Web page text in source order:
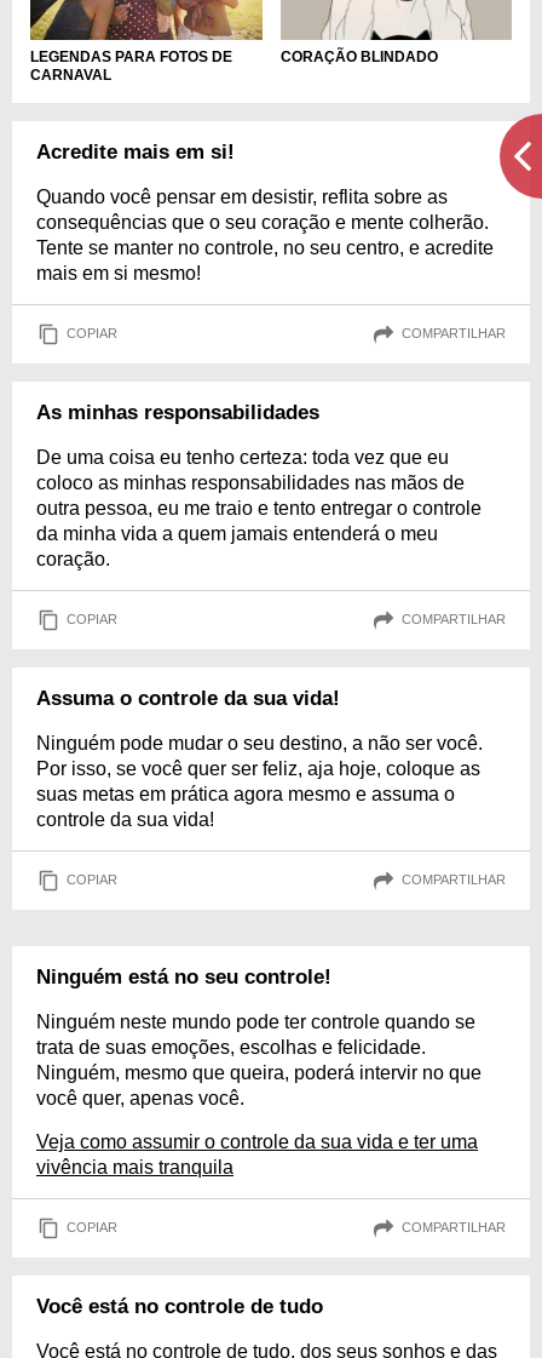
LEGENDAS PARA FOTOS DE
CARNAVAL
CORAÇÃO BLINDADO
Acredite mais em si!
Quando você pensar em desistir, reflita sobre as
consequências que o seu coração e mente colherão.
Tente se manter no controle, no seu centro, e acredite
mais em si mesmo!
COPIAR COMPARTILHAR
As minhas responsabilidades
De uma coisa eu tenho certeza: toda vez que eu
coloco as minhas responsabilidades nas mãos de
outra pessoa, eu me traio e tento entregar o controle
da minha vida a quem jamais entenderá o meu
coração.
COPIAR COMPARTILHAR
Assuma o controle da sua vida!
Ninguém pode mudar o seu destino, a não ser você.
Por isso, se você quer ser feliz, aja hoje, coloque as
suas metas em prática agora mesmo e assuma o
controle da sua vida!
COPIAR COMPARTILHAR
Ninguém está no seu controle!
Ninguém neste mundo pode ter controle quando se
trata de suas emoções, escolhas e felicidade.
Ninguém, mesmo que queira, poderá intervir no que
você quer, apenas você.
Veja como assumir o controle da sua vida e ter uma
vivência mais tranquila
COPIAR COMPARTILHAR
Você está no controle de tudo
Você está no controle de tudo, dos seus sonhos e das